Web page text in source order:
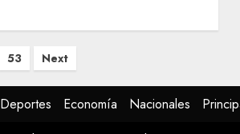
53 Next
Deportes Economía Nacionales